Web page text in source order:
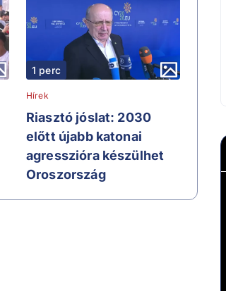
1 perc
Hírek
Riasztó jóslat: 2030
előtt újabb katonai
agresszióra készülhet
Oroszország